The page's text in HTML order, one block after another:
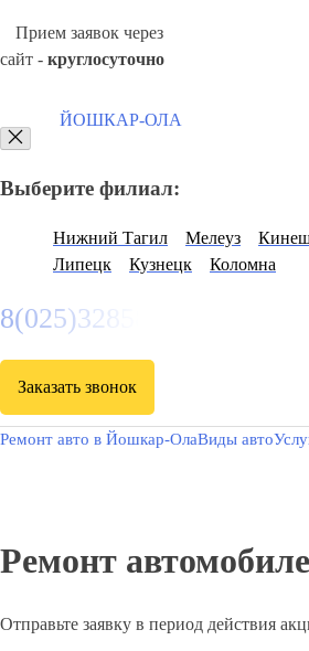
Прием заявок через
сайт - круглосуточно
ЙОШКАР-ОЛА
Выберите филиал:
Нижний Тагил Мелеуз
Липецк
Кузнецк Коломна
8(025)3285807
Заказать звонок
Ремонт авто в Йошкар-ОлаВиды авто
Ремонт
Отправьте заявку в период действия